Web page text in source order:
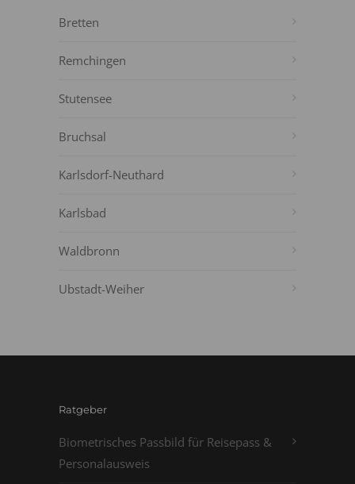
Bretten
Remchingen
Stutensee
Bruchsal
Karlsdorf-Neuthard
Karlsbad
Waldbronn
Ubstadt-Weiher
Ratgeber
Biometrisches Passbild für Reisepass &
Personalausweis